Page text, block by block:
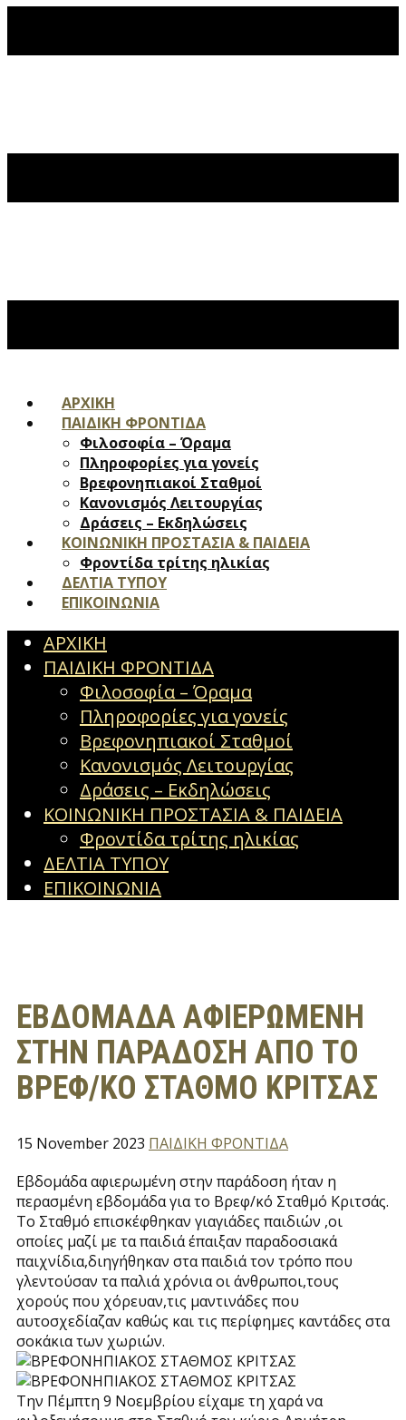
ΑΡΧΙΚΗ
ΠΑΙΔΙΚΗ ΦΡΟΝΤΙΔΑ
Φιλοσοφία – Όραμα
Πληροφορίες για γονείς
Βρεφονηπιακοί Σταθμοί
Κανονισμός Λειτουργίας
Δράσεις – Εκδηλώσεις
ΚΟΙΝΩΝΙΚΗ ΠΡΟΣΤΑΣΙΑ & ΠΑΙΔΕΙΑ
Φροντίδα τρίτης ηλικίας
ΔΕΛΤΙΑ ΤΥΠΟΥ
ΕΠΙΚΟΙΝΩΝΙΑ
ΑΡΧΙΚΗ
ΠΑΙΔΙΚΗ ΦΡΟΝΤΙΔΑ
Φιλοσοφία – Όραμα
Πληροφορίες για γονείς
Βρεφονηπιακοί Σταθμοί
Κανονισμός Λειτουργίας
Δράσεις – Εκδηλώσεις
ΚΟΙΝΩΝΙΚΗ ΠΡΟΣΤΑΣΙΑ & ΠΑΙΔΕΙΑ
Φροντίδα τρίτης ηλικίας
ΔΕΛΤΙΑ ΤΥΠΟΥ
ΕΠΙΚΟΙΝΩΝΙΑ
ΕΒΔΟΜΑΔΑ ΑΦΙΕΡΩΜΕΝΗ
ΣΤΗΝ ΠΑΡΑΔΟΣΗ ΑΠΟ ΤΟ
ΒΡΕΦ/ΚΟ ΣΤΑΘΜΟ ΚΡΙΤΣΑΣ
15 November 2023 ΠΑΙΔΙΚΗ ΦΡΟΝΤΙΔΑ
Εβδομάδα αφιερωμένη στην παράδοση ήταν η
περασμένη εβδομάδα για το Βρεφ/κό Σταθμό Κριτσάς.
Το Σταθμό επισκέφθηκαν γιαγιάδες παιδιών ,οι
οποίες μαζί με τα παιδιά έπαιξαν παραδοσιακά
παιχνίδια,διηγήθηκαν στα παιδιά τον τρόπο που
γλεντούσαν τα παλιά χρόνια οι άνθρωποι,τους
χορούς που χόρευαν,τις μαντινάδες που
αυτοσχεδίαζαν καθώς και τις περίφημες καντάδες στα
σοκάκια των χωριών.
Την Πέμπτη 9 Νοεμβρίου είχαμε τη χαρά να